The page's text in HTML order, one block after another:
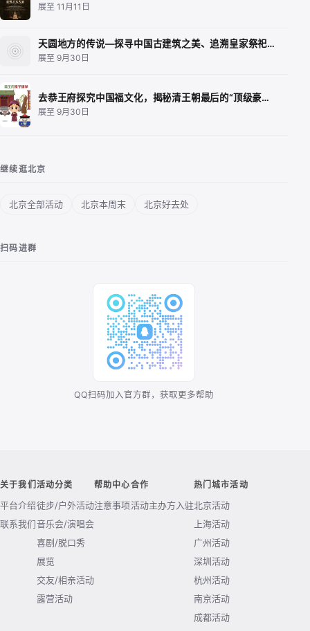
展至 11月11日
天圆地方的传说—探寻中国古建筑之美、追溯皇家祭祀…
展至 9月30日
去恭王府探究中国福文化，揭秘清王朝最后的“顶级豪…
展至 9月30日
继续逛北京
北京全部活动 北京本周末 北京好去处
扫码进群
QQ扫码加入官方群，获取更多帮助
关于我们
平台介绍
联系我们
活动分类
徒步/户外活动
音乐会/演唱会
喜剧/脱口秀
展览
交友/相亲活动
露营活动
帮助中心
注意事项
合作
活动主办方入驻
热门城市活动
北京活动
上海活动
广州活动
深圳活动
杭州活动
南京活动
成都活动